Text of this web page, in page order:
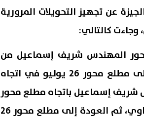
عن تجهيز التحويلات المرورية
وجاءت كالتالي:
محور المهندس شريف إسماعيل من
الطريق الدائري (القوس الغربي) والمتجهة إلى مطلع محور 26 يوليو في اتجاه
شريف إسماعيل باتجاه مطلع محور
26 يوليو المؤدي إلى طريق الإسكندرية الصحراوي، ثم العودة إلى مطلع محور 26